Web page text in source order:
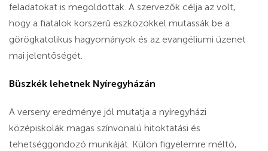
feladatokat is megoldottak. A szervezők célja az volt,
hogy a fiatalok korszerű eszközökkel mutassák be a
görögkatolikus hagyományok és az evangéliumi üzenet
mai jelentőségét.
Büszkék lehetnek Nyíregyházán
A verseny eredménye jól mutatja a nyíregyházi
középiskolák magas színvonalú hitoktatási és
tehetséggondozó munkáját. Külön figyelemre méltó,